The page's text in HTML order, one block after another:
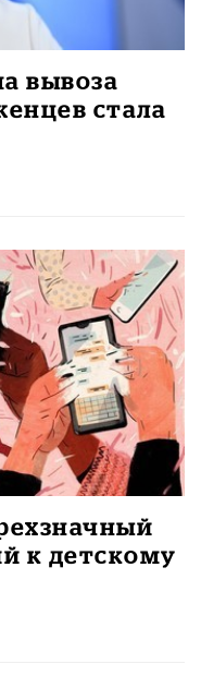
вывоза
стала
к детскому